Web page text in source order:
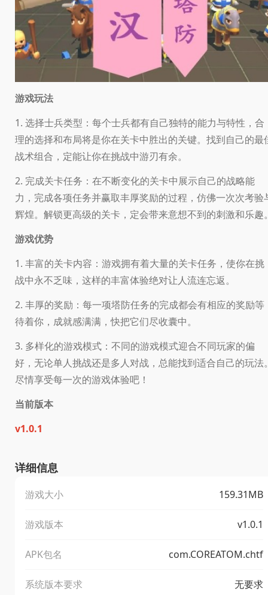
游戏玩法
1. 选择士兵类型：每个士兵都有自己独特的能力与特性，合
理的选择和布局将是你在关卡中胜出的关键。找到自己的最
战术组合，定能让你在挑战中游刃有余。
2. 完成关卡任务：在不断变化的关卡中展示自己的战略能
力，完成各项任务并赢取丰厚奖励的过程，仿佛一次次考验
辉煌。解锁更高级的关卡，定会带来意想不到的刺激和乐趣
游戏优势
1. 丰富的关卡内容：游戏拥有着大量的关卡任务，使你在挑
战中永不乏味，这样的丰富体验绝对让人流连忘返。
2. 丰厚的奖励：每一项塔防任务的完成都会有相应的奖励等
待着你，成就感满满，快把它们尽收囊中。
3. 多样化的游戏模式：不同的游戏模式迎合不同玩家的偏
好，无论单人挑战还是多人对战，总能找到适合自己的玩法
尽情享受每一次的游戏体验吧！
当前版本
v1.0.1
详细信息
游戏大小 159.31MB
游戏版本 v1.0.1
APK包名 com.COREATOM.chtf
系统版本要求 无要求